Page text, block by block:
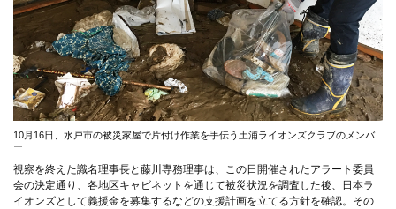
10月16日、水戸市の被災家屋で片付け作業を手伝う土浦ライオンズクラブのメンバ
ー
視察を終えた識名理事長と藤川専務理事は、この日開催されたアラート委員
会の決定通り、各地区キャビネットを通じて被災状況を調査した後、日本ラ
イオンズとして義援金を募集するなどの支援計画を立てる方針を確認。その